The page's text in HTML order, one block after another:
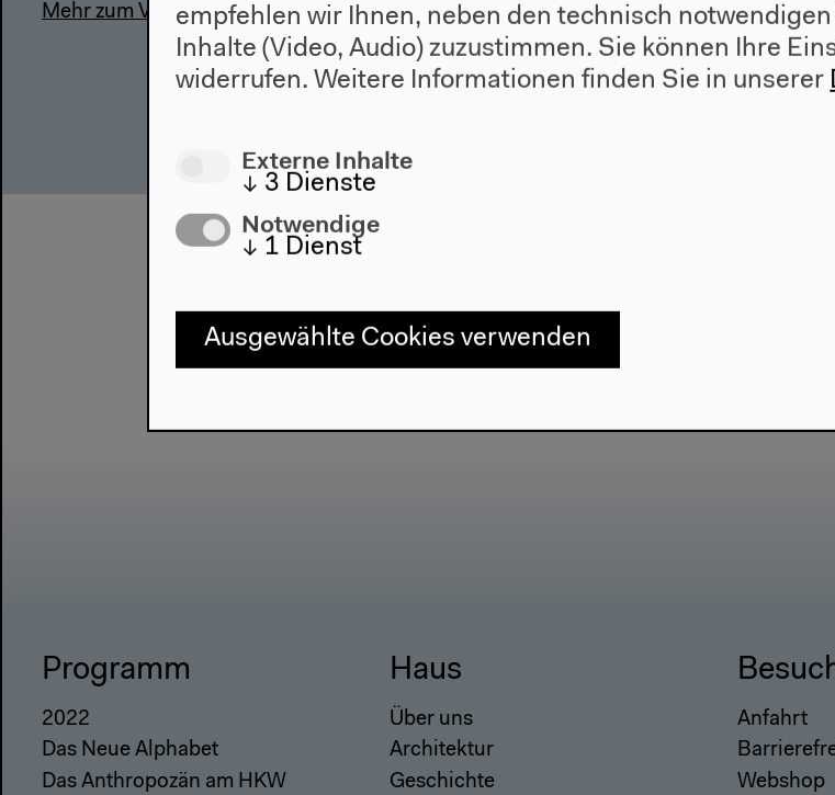
Mehr zum Video
Programm
2022
Das Neue Alphabet
Das Anthropozän am HKW
Haus
Über uns
Architektur
Geschichte
Anfahrt
Webshop
empfehlen wir Ihnen, neben den technisch
Inhalte (Video, Audio) zuzustimmen. Sie können Ihre
widerrufen. Weitere Informationen finden Sie in unserer
Externe Inhalte
↓ 3 Dienste
Notwendige
↓ 1 Dienst
Ausgewählte Cookies verwenden